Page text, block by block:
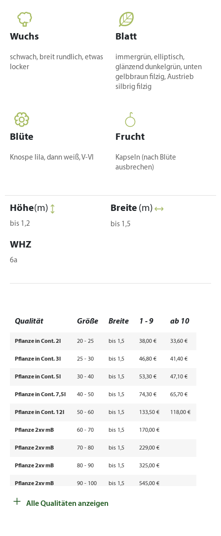
Wuchs
schwach, breit rundlich, etwas
locker
Blatt
immergrün, elliptisch,
glänzend dunkelgrün, unten
gelbbraun filzig, Austrieb
silbrig filzig
Blüte
Knospe lila, dann weiß, V-VI
Frucht
Kapseln (nach Blüte
ausbrechen)
Höhe(m)
bis 1,2
Breite (m)
bis 1,5
WHZ
6a
Qualität Größe Breite 1 - 9 ab 10
Pflanze in Cont. 2l 20 - 25 bis 1,5 38,00 € 33,60 €
Pflanze in Cont. 3l 25 - 30 bis 1,5 46,80 € 41,40 €
Pflanze in Cont. 5l 30 - 40 bis 1,5 53,30 € 47,10 €
Pflanze in Cont. 7,5l 40 - 50 bis 1,5 74,30 € 65,70 €
Pflanze in Cont. 12l 50 - 60 bis 1,5 133,50 € 118,00 €
Pflanze 2xv mB 60 - 70 bis 1,5 170,00 €
Pflanze 2xv mB 70 - 80 bis 1,5 229,00 €
Pflanze 2xv mB 80 - 90 bis 1,5 325,00 €
Pflanze 2xv mB 90 - 100 bis 1,5 545,00 €
+ Alle Qualitäten anzeigen